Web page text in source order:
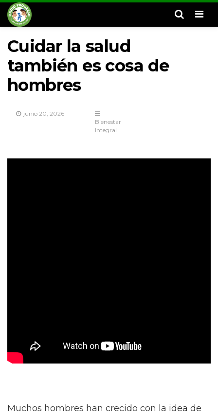
Cuidar la salud
también es cosa de
hombres
junio 20, 2026
Bienestar
Integral
Muchos hombres han crecido con la idea de